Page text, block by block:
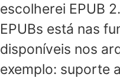
escolherei EPUB
EPUBs está nas
disponíveis nos
exemplo: suporte